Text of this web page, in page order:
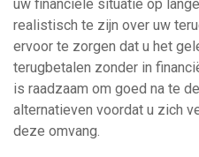
uw financiële situatie op
realistisch te zijn over uw
ervoor te zorgen dat u het
terugbetalen zonder in
is raadzaam om goed na te
alternatieven voordat u zich
deze omvang.